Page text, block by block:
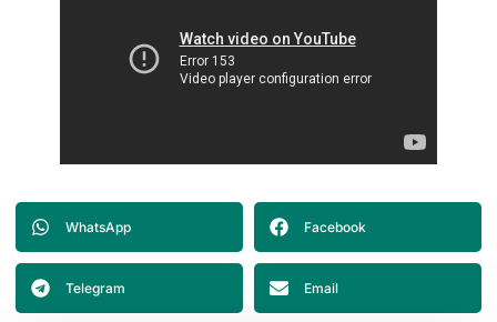
WhatsApp Facebook
Telegram Email